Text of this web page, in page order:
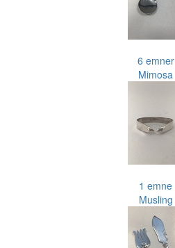
6 emner
Mimosa
1 emne
Musling